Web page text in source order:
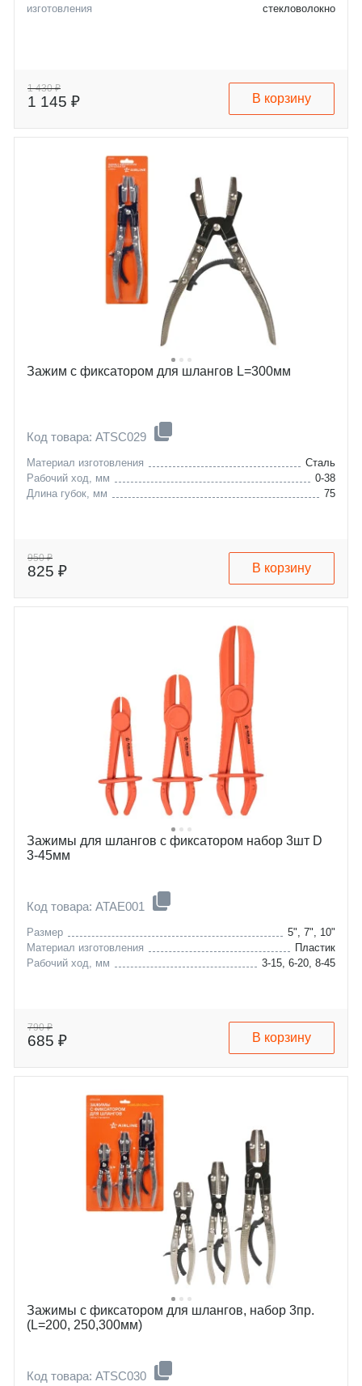
изготовления
стекловолокно
1 430 ₽
1 145 ₽ В корзину
Зажим с фиксатором для шлангов L=300мм
Код товара: ATSC029
Материал изготовления
Сталь
Рабочий ход, мм
0-38
Длина губок, мм
75
950 ₽
825 ₽ В корзину
Зажимы для шлангов с фиксатором набор 3шт D
3-45мм
Код товара: ATAE001
Размер
5", 7", 10"
Материал изготовления
Пластик
Рабочий ход, мм
3-15, 6-20, 8-45
790 ₽
685 ₽ В корзину
Зажимы с фиксатором для шлангов, набор 3пр.
(L=200, 250,300мм)
Код товара: ATSC030